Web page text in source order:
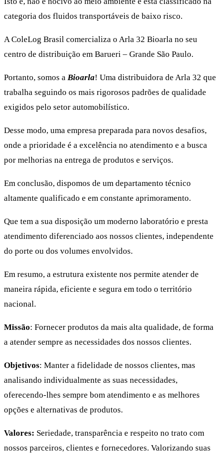
categoria dos fluidos transportáveis de baixo risco.
A ColeLog Brasil comercializa o Arla 32 Bioarla no seu
centro de distribuição em Barueri – Grande São Paulo.
Portanto, somos a Bioarla! Uma distribuidora de Arla 32 que
trabalha seguindo os mais rigorosos padrões de qualidade
exigidos pelo setor automobilístico.
Desse modo, uma empresa preparada para novos desafios,
onde a prioridade é a excelência no atendimento e a busca
por melhorias na entrega de produtos e serviços.
Em conclusão, dispomos de um departamento técnico
altamente qualificado e em constante aprimoramento.
Que tem a sua disposição um moderno laboratório e presta
atendimento diferenciado aos nossos clientes, independente
do porte ou dos volumes envolvidos.
Em resumo, a estrutura existente nos permite atender de
maneira rápida, eficiente e segura em todo o território
nacional.
Missão: Fornecer produtos da mais alta qualidade, de forma
a atender sempre as necessidades dos nossos clientes.
Objetivos: Manter a fidelidade de nossos clientes, mas
analisando individualmente as suas necessidades,
oferecendo-lhes sempre bom atendimento e as melhores
opções e alternativas de produtos.
Valores: Seriedade, transparência e respeito no trato com
nossos parceiros, clientes e fornecedores. Valorizando suas